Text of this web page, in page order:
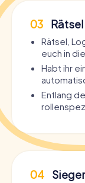
03
Rätsel,
euch in
Habt ihr
Entlang
04